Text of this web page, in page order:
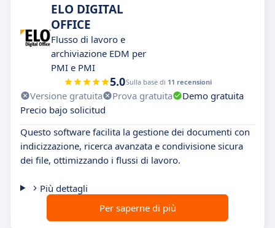
ELO DIGITAL
OFFICE
Flusso di lavoro e
archiviazione EDM per
PMI e PMI
5.0Sulla base di 11 recensioni
Versione gratuita Prova gratuita
Demo gratuita
Precio bajo solicitud
Questo software facilita la gestione dei documenti con
indicizzazione, ricerca avanzata e condivisione sicura
dei file, ottimizzando i flussi di lavoro.
Più dettagli
Per saperne di più